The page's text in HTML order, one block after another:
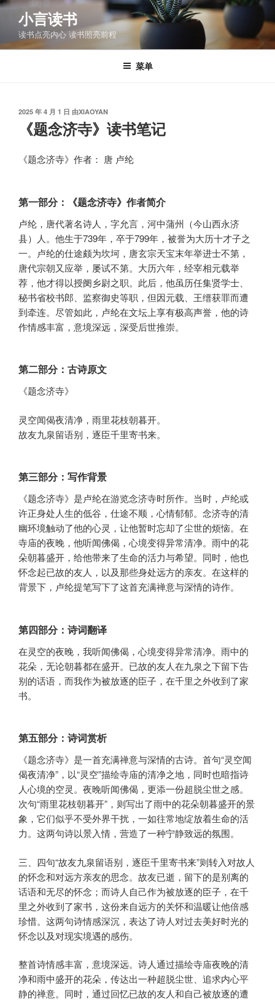
跳
容
小言读书
读书点亮内心 读书照亮前程
菜单
发
2025 年 4 月 1 日 由XIAOYAN
《题念济寺》读书笔记
《题念济寺》作者： 唐 卢纶
第一部分：《题念济寺》作者简介
卢纶，唐代著名诗人，字允言，河中蒲州（今山西永济
县）人。他生于739年，卒于799年，被誉为大历十才子之
一。卢纶的仕途颇为坎坷，唐玄宗天宝末年举进士不第，
唐代宗朝又应举，屡试不第。大历六年，经宰相元载举
荐，他才得以授阌乡尉之职。此后，他虽历任集贤学士、
秘书省校书郎、监察御史等职，但因元载、王缙获罪而遭
到牵连。尽管如此，卢纶在文坛上享有极高声誉，他的诗
作情感丰富，意境深远，深受后世推崇。
第二部分：古诗原文
《题念济寺》
灵空闻偈夜清净，雨里花枝朝暮开。
故友九泉留语别，逐臣千里寄书来。
第三部分：写作背景
《题念济寺》是卢纶在游览念济寺时所作。当时，卢纶或
许正身处人生的低谷，仕途不顺，心情郁郁。念济寺的清
幽环境触动了他的心灵，让他暂时忘却了尘世的烦恼。在
寺庙的夜晚，他听闻佛偈，心境变得异常清净。雨中的花
朵朝暮盛开，给他带来了生命的活力与希望。同时，他也
怀念起已故的友人，以及那些身处远方的亲友。在这样的
背景下，卢纶提笔写下了这首充满禅意与深情的诗作。
第四部分：诗词翻译
在灵空的夜晚，我听闻佛偈，心境变得异常清净。雨中的
花朵，无论朝暮都在盛开。已故的友人在九泉之下留下告
别的话语，而我作为被放逐的臣子，在千里之外收到了家
书。
第五部分：诗词赏析
《题念济寺》是一首充满禅意与深情的古诗。首句“灵空闻
偈夜清净”，以“灵空”描绘寺庙的清净之地，同时也暗指诗
人心境的空灵。夜晚听闻佛偈，更添一份超脱尘世之感。
次句“雨里花枝朝暮开”，则写出了雨中的花朵朝暮盛开的景
象，它们似乎不受外界干扰，一如往常地绽放着生命的活
力。这两句诗以景入情，营造了一种宁静致远的氛围。
三、四句“故友九泉留语别，逐臣千里寄书来”则转入对故人
的怀念和对远方亲友的思念。故友已逝，留下的是别离的
话语和无尽的怀念；而诗人自己作为被放逐的臣子，在千
里之外收到了家书，这份来自远方的关怀和温暖让他倍感
珍惜。这两句诗情感深沉，表达了诗人对过去美好时光的
怀念以及对现实境遇的感伤。
整首诗情感丰富，意境深远。诗人通过描绘寺庙夜晚的清
净和雨中盛开的花朵，传达出一种超脱尘世、追求内心平
静的禅意。同时，通过回忆已故的友人和自己被放逐的遭